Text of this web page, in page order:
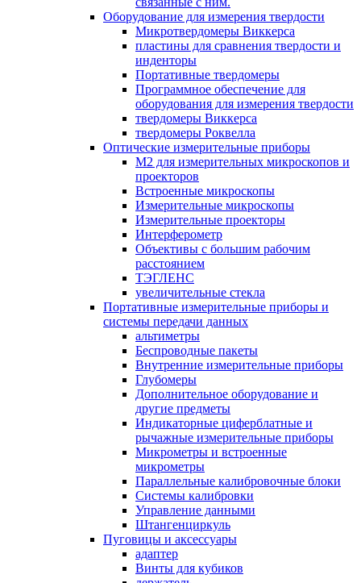
Оборудование для измерения твердости
Микротвердомеры Виккерса
пластины для сравнения твердости и
инденторы
Портативные твердомеры
Программное обеспечение для
оборудования для измерения твердости
твердомеры Виккерса
твердомеры Роквелла
Оптические измерительные приборы
M2 для измерительных микроскопов и
проекторов
Встроенные микроскопы
Измерительные микроскопы
Измерительные проекторы
Интерферометр
Объективы с большим рабочим
расстоянием
ТЭГЛЕНС
увеличительные стекла
Портативные измерительные приборы и
системы передачи данных
альтиметры
Беспроводные пакеты
Внутренние измерительные приборы
Глубомеры
Дополнительное оборудование и
другие предметы
Индикаторные циферблатные и
рычажные измерительные приборы
Микрометры и встроенные
микрометры
Параллельные калибровочные блоки
Системы калибровки
Управление данными
Штангенциркуль
Пуговицы и аксессуары
адаптер
Винты для кубиков